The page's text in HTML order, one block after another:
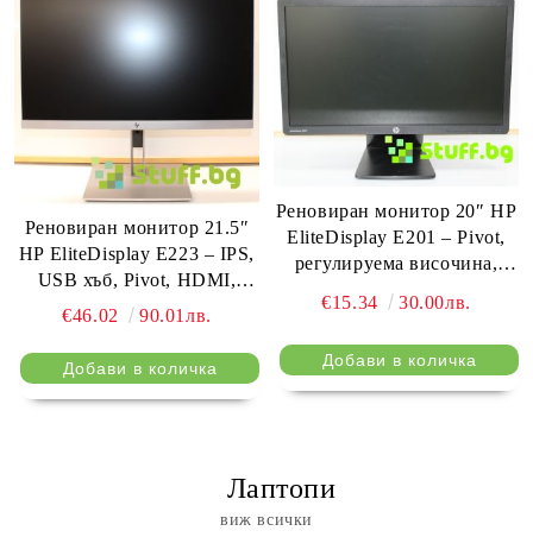
Реновиран монитор 21.5″
HP EliteDisplay E223 – IPS,
USB хъб, Pivot, HDMI,
DisplayPort
€46.02 90.01лв.
Реновиран монитор 20″ HP
EliteDisplay E201 – Pivot,
регулируема височина,
DisplayPort, USB хъб
€15.34 30.00лв.
⠀ Лаптопи
виж всички